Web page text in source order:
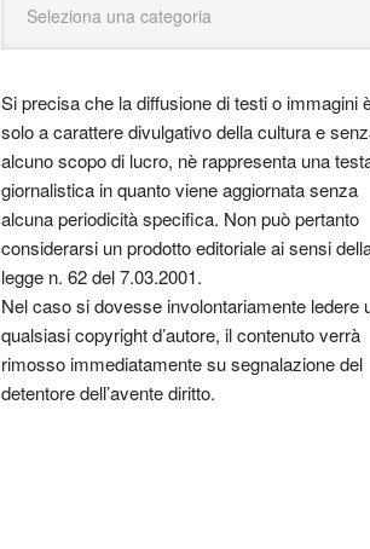
Si precisa che la diffusione di testi o immagini
solo a carattere divulgativo della cultura e
alcuno scopo di lucro, nè rappresenta una
giornalistica in quanto viene aggiornata senza
alcuna periodicità specifica. Non può pertanto
considerarsi un prodotto editoriale ai sensi
legge n. 62 del 7.03.2001.
Nel caso si dovesse involontariamente ledere
qualsiasi copyright d’autore, il contenuto verrà
rimosso immediatamente su segnalazione del
detentore dell’avente diritto.